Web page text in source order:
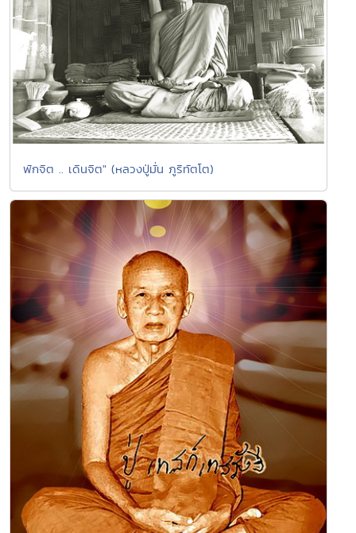
พักจิต .. เดินจิต" (หลวงปู่มั่น ภูริทัตโต)